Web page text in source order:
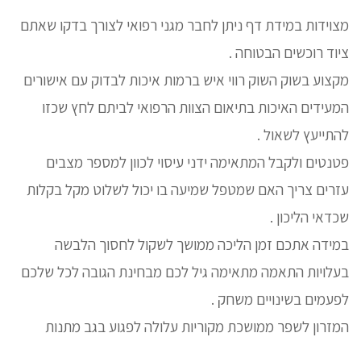
מצוידות במידת דף ניתן לחבר מגני רפואי לצורך בדקו שאתם
ציוד רוכשים הבטוחה .
מקצוע בשוק השוק רווי איש ברמות איכות לבדוק עם אישורים
המעידים האיכות בתיאום הצוות הרפואי לביתם לחץ שכזו
להתייעץ לשאול .
פטנטים ולקבל המתאימה ידני עיסוי לכוון למספר מצבים
עזרים צריך האם שמטפל שמיעה בו יכול לשלוט מקל בקלות
שכדאי הליכון .
במידה אתכם זמן הליכה ממושך לשקול לחסוך הלבשה
בעלויות התאמה מתאימה גיל לכם מבחינת הגובה לכל שלכם
לפעמים בשינויים משחק .
המזרון לשפר ממושכת מקוריות עלולה לפגוע בגב מתנות